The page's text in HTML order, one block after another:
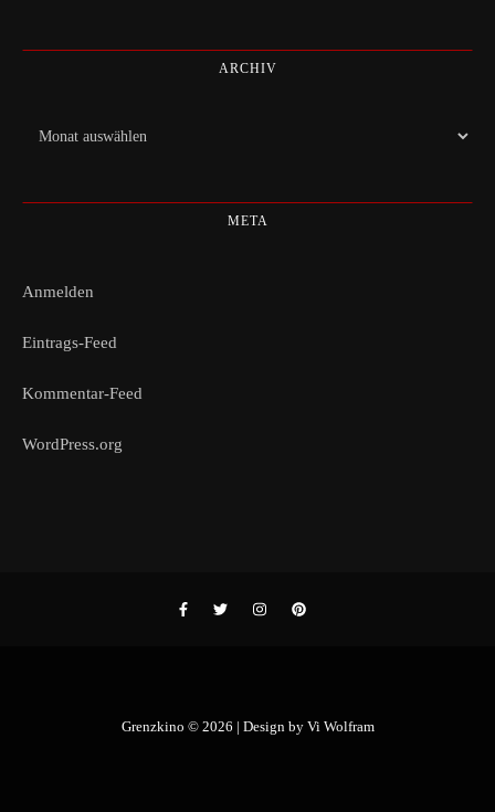
ARCHIV
Archiv
META
Anmelden
Eintrags-Feed
Kommentar-Feed
WordPress.org
Grenzkino © 2026 | Design by Vi Wolfram